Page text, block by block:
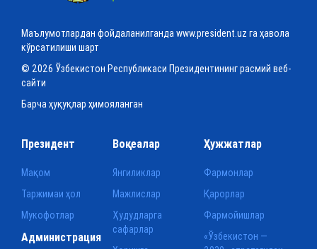
Маълумотлардан фойдаланилганда www.president.uz га ҳавола
кўрсатилиши шарт
© 2026 Ўзбекистон Республикаси Президентининг расмий веб-
сайти
Барча ҳуқуқлар ҳимояланган
Президент
Мақом
Таржимаи ҳол
Мукофотлар
Воқеалар
Янгиликлар
Мажлислар
Ҳудудларга
сафарлар
Ҳужжатлар
Фармонлар
Қарорлар
Фармойишлар
«Ўзбекистон —
Администрация